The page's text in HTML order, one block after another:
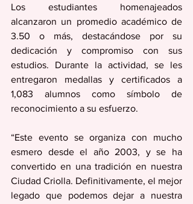
Los estudiantes homenajeados
alcanzaron un promedio académico de
3.50 o más, destacándose por su
dedicación y compromiso con sus
estudios. Durante la actividad, se les
entregaron medallas y certificados a
1,083 alumnos como símbolo de
reconocimiento a su esfuerzo.
“Este evento se organiza con mucho
esmero desde el año 2003, y se ha
convertido en una tradición en nuestra
Ciudad Criolla. Definitivamente, el mejor
legado que podemos dejar a nuestra